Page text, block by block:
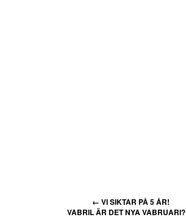
← VI SIKTAR PÅ 5 ÅR!
VABRIL ÄR DET NYA VABRUARI?